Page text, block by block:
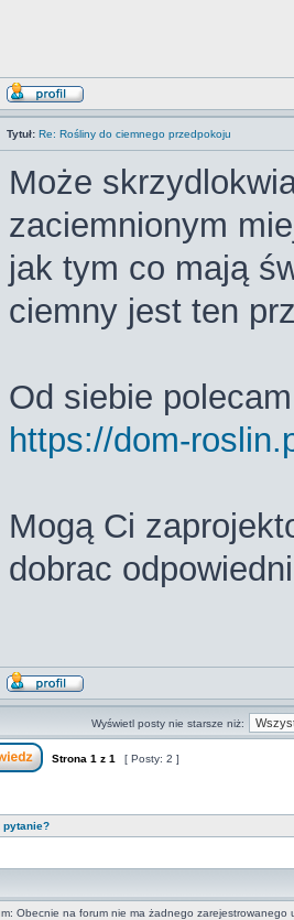
Tytuł: Re: Rośliny do ciemnego przedpokoju
Może
zaciemnionym
jak tym co mają
ciemny jest ten
Od siebie
https://dom-
Mogą Ci
dobrac
Wyświetl posty nie starsze niż:
Strona 1 z 1 [ Posty: 2 ]
pytanie?
Obecnie na forum nie ma żadnego zarejestrowanego